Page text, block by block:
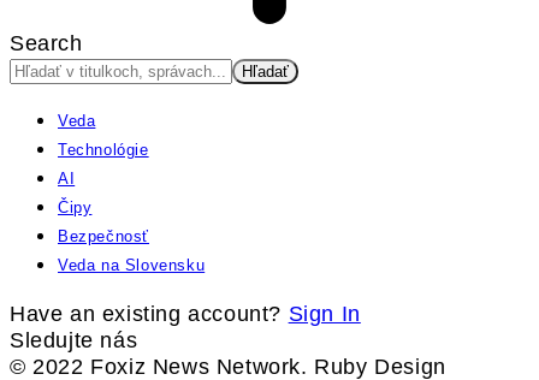
Search
Veda
Technológie
AI
Čipy
Bezpečnosť
Veda na Slovensku
Have an existing account? Sign In
Sledujte nás
© 2022 Foxiz News Network. Ruby Design